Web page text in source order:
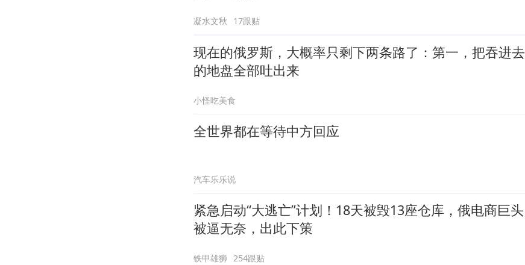
凝水文秋 17跟贴
现在的俄罗斯，大概率只剩下两条路了：第一，把吞进去
的地盘全部吐出来
小怪吃美食
全世界都在等待中方回应
汽车乐乐说
紧急启动“大逃亡”计划！18天被毁13座仓库，俄电商巨头
被逼无奈，出此下策
铁甲雄狮 254跟贴